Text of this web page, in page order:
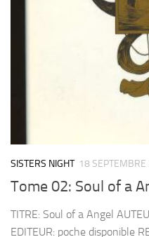
SISTERS NIGHT 18
Tome 02: Soul of a
TITRE: Soul of a Angel
EDITEUR: poche disponible